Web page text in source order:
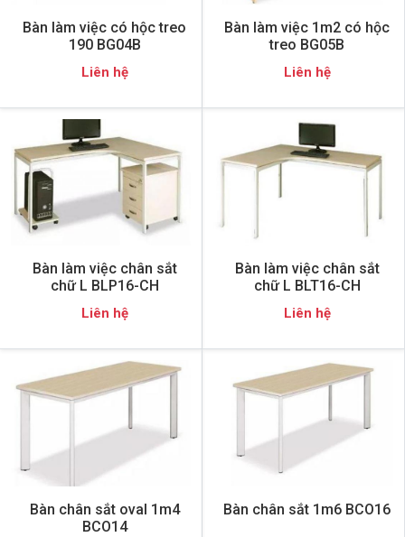
Bàn làm việc có hộc treo
190 BG04B
Liên hệ
Bàn làm việc 1m2 có hộc
treo BG05B
Liên hệ
Bàn làm việc chân sắt
chữ L BLP16-CH
Liên hệ
Bàn làm việc chân sắt
chữ L BLT16-CH
Liên hệ
Bàn chân sắt oval 1m4
BCO14
Bàn chân sắt 1m6 BCO16